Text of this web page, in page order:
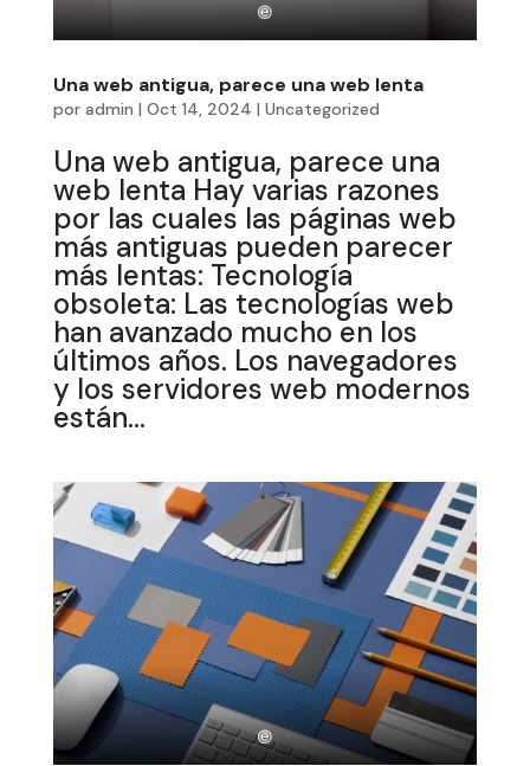
Una web antigua, parece una web lenta
por admin | Oct 14, 2024 | Uncategorized
Una web antigua, parece una
web lenta Hay varias razones
por las cuales las páginas web
más antiguas pueden parecer
más lentas: Tecnología
obsoleta: Las tecnologías web
han avanzado mucho en los
últimos años. Los navegadores
y los servidores web modernos
están...